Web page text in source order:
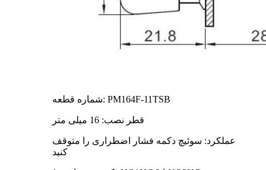
شماره قطعه: PM164F-11TSB
قطر نصب: 16 میلی متر
عملکرد: سوئیچ دکمه فشار اضطراری را متوقف
کنید